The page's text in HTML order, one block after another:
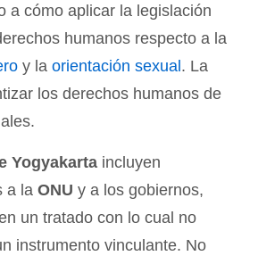
a cómo aplicar la legislación
humanos respecto a la
y la orientación sexual. La
los derechos humanos de
Yogyakarta incluyen
a la ONU y a los gobiernos,
un tratado con lo cual no
instrumento vinculante. No